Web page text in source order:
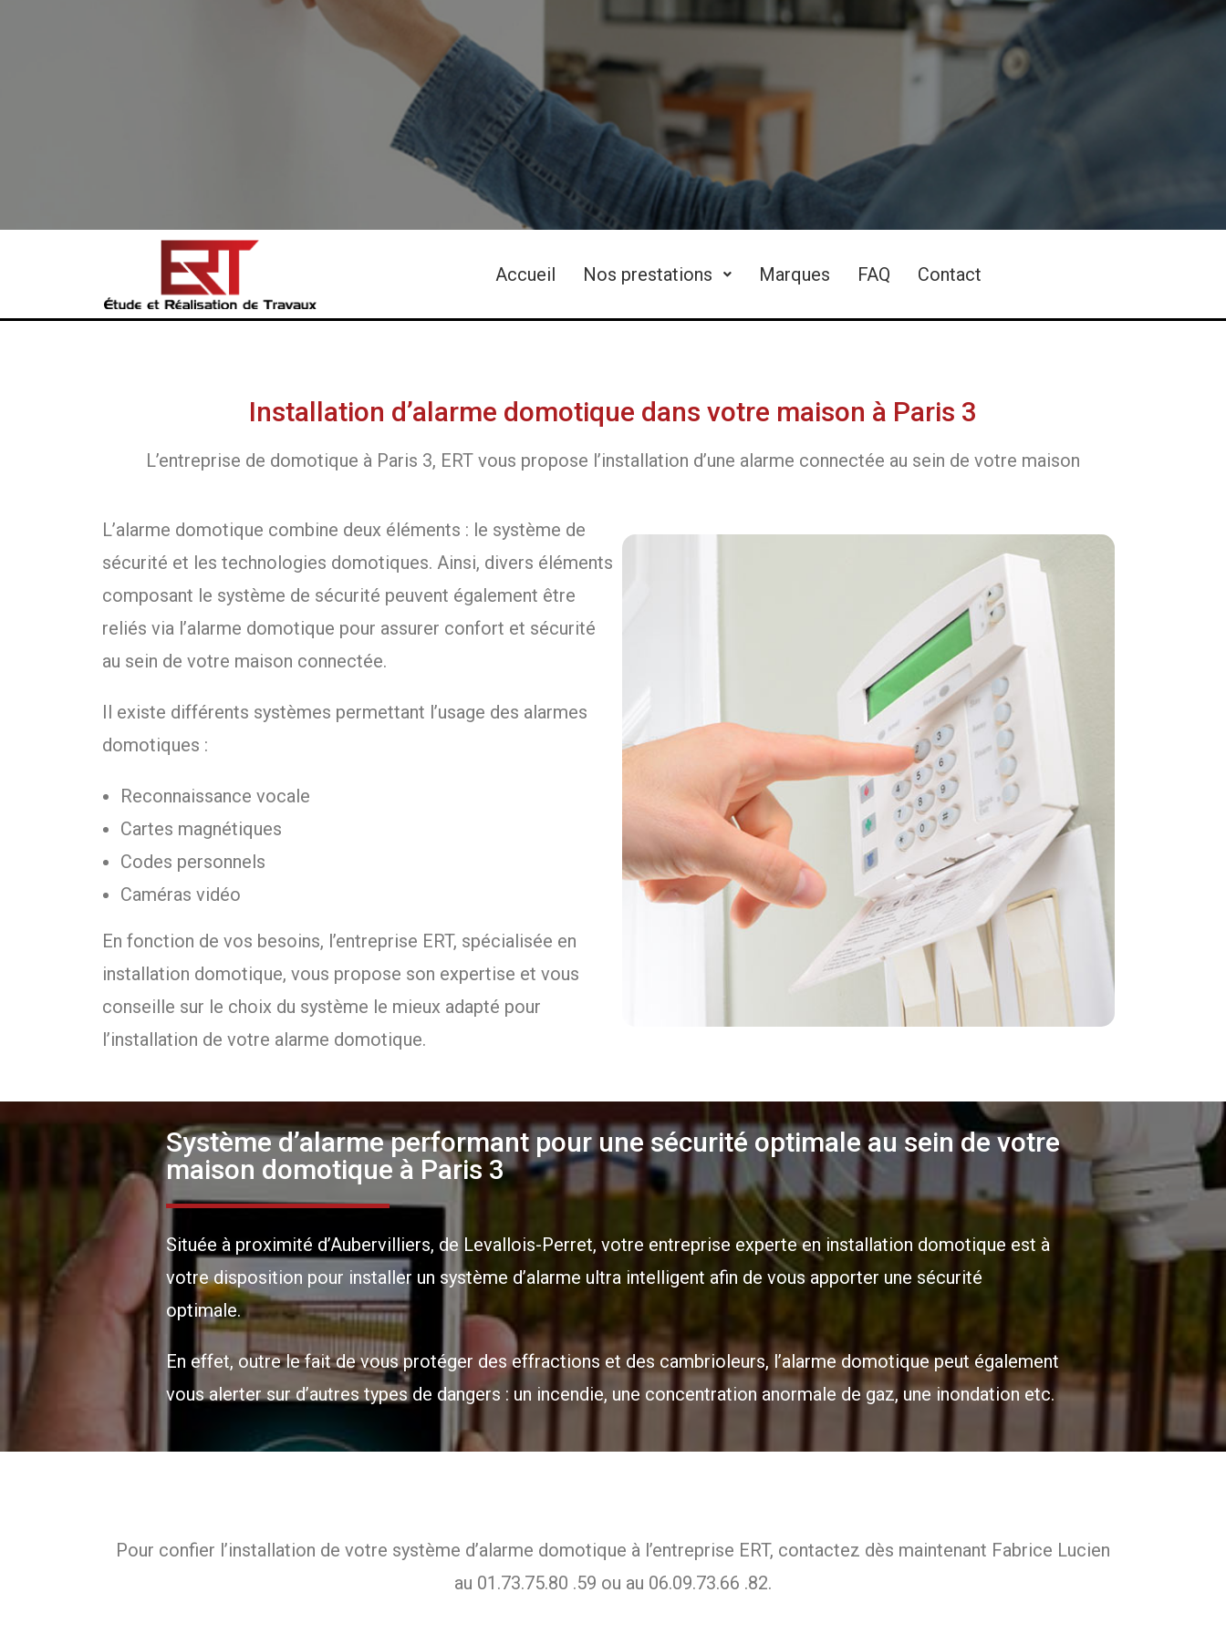
Accueil Nos prestations Marques FAQ Contact
Installation d’alarme domotique dans votre maison à Paris 3
L’entreprise de domotique à Paris 3, ERT vous propose l’installation d’une alarme connectée au sein de votre maison
L’alarme domotique combine deux éléments : le système de
sécurité et les technologies domotiques. Ainsi, divers éléments
composant le système de sécurité peuvent également être
reliés via l’alarme domotique pour assurer confort et sécurité
au sein de votre maison connectée.
Il existe différents systèmes permettant l’usage des alarmes
domotiques :
Reconnaissance vocale
Cartes magnétiques
Codes personnels
Caméras vidéo
En fonction de vos besoins, l’entreprise ERT, spécialisée en
installation domotique, vous propose son expertise et vous
conseille sur le choix du système le mieux adapté pour
l’installation de votre alarme domotique.
Système d’alarme performant pour une sécurité optimale au sein de votre
maison domotique à Paris 3
Située à proximité d’Aubervilliers, de Levallois-Perret, votre entreprise experte en installation domotique est à
votre disposition pour installer un système d’alarme ultra intelligent afin de vous apporter une sécurité
optimale.
En effet, outre le fait de vous protéger des effractions et des cambrioleurs, l’alarme domotique peut également
vous alerter sur d’autres types de dangers : un incendie, une concentration anormale de gaz, une inondation etc.
Pour confier l’installation de votre système d’alarme domotique à l’entreprise ERT, contactez dès maintenant Fabrice Lucien
au 01.73.75.80 .59 ou au 06.09.73.66 .82.